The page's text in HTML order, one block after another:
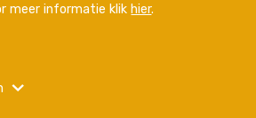
meer informatie klik hier.
Hulp & Contact
Het Speelhuis